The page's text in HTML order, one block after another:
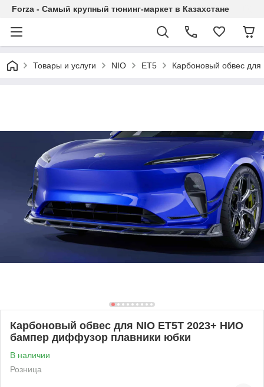
Forza - Самый крупный тюнинг-маркет в Казахстане
Товары и услуги NIO ET5 Карбоновый обвес
Карбоновый обвес для NIO ET5T 2023+ НИО
бампер диффузор плавники юбки
В наличии
Розница